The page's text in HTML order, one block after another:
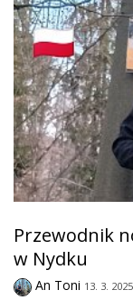
Przewodnik
w Nydku
An Toni 13. 3. 2025